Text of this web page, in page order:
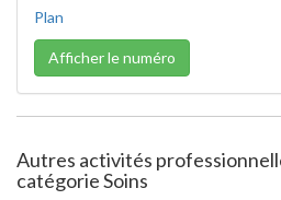
Plan
Afficher le numéro
Autres activités
catégorie Soins